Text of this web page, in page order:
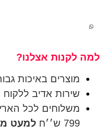
למה לקנות אצלנו?
מוצרים באיכות
שירות אדיב ללקוח
משלוחים לכל
799 ש׳׳ח
למעט